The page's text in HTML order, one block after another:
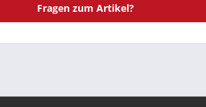
Fragen zum Artikel?